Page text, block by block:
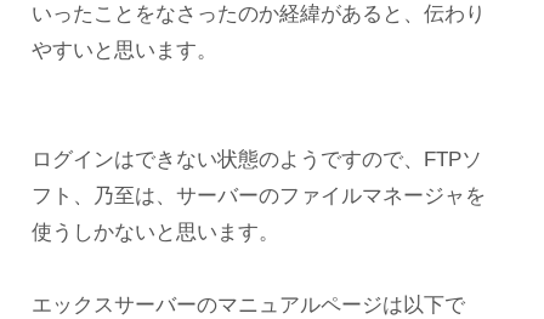
いったことをなさったのか経緯があると、伝わり
やすいと思います。
ログインはできない状態のようですので、FTPソ
フト、乃至は、サーバーのファイルマネージャを
使うしかないと思います。
エックスサーバーのマニュアルページは以下で